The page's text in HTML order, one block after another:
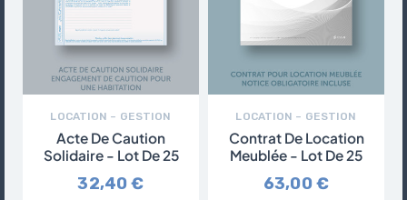
LOCATION – GESTION
Acte De Caution
Solidaire - Lot De 25
32,40 €
LOCATION – GESTION
Contrat De Location
Meublée - Lot De 25
63,00 €